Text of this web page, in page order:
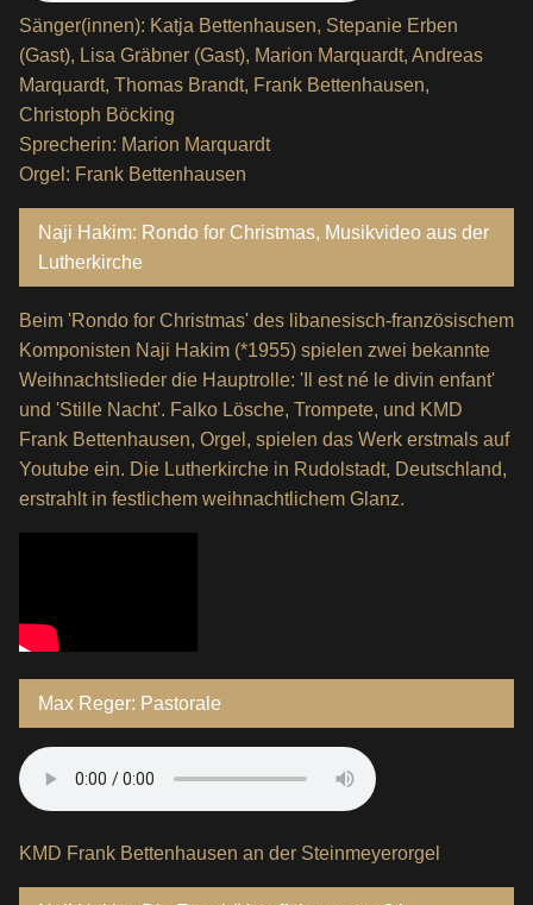
Sänger(innen): Katja Bettenhausen, Stepanie Erben
(Gast), Lisa Gräbner (Gast), Marion Marquardt, Andreas
Marquardt, Thomas Brandt, Frank Bettenhausen,
Christoph Böcking
Sprecherin: Marion Marquardt
Orgel: Frank Bettenhausen
Naji Hakim: Rondo for Christmas, Musikvideo aus der
Lutherkirche
Beim 'Rondo for Christmas' des libanesisch-französischem
Komponisten Naji Hakim (*1955) spielen zwei bekannte
Weihnachtslieder die Hauptrolle: 'Il est né le divin enfant'
und 'Stille Nacht'. Falko Lösche, Trompete, und KMD
Frank Bettenhausen, Orgel, spielen das Werk erstmals auf
Youtube ein. Die Lutherkirche in Rudolstadt, Deutschland,
erstrahlt in festlichem weihnachtlichem Glanz.
Max Reger: Pastorale
KMD Frank Bettenhausen an der Steinmeyerorgel